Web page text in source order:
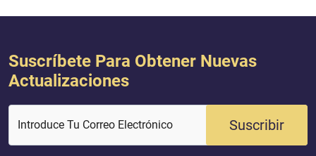
Suscríbete Para Obtener Nuevas
Actualizaciones
Introduce Tu Correo Electrónico Suscribir